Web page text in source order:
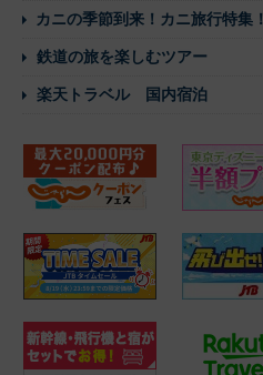
カニの季節到来！カニ旅行特集！
鉄道の旅を楽しむツアー
楽天トラベル 国内宿泊